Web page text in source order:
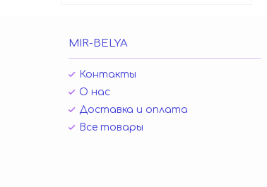
MIR-BELYA
Контакты
О нас
Доставка и оплата
Все товары